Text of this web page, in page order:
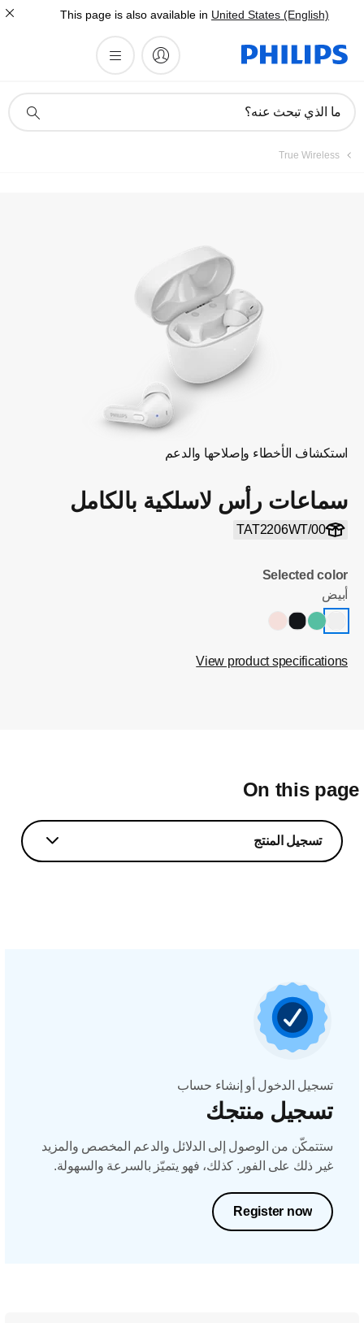
This page is also available in United States (English)
دعم
ما الذي تبحث عنه؟
True Wireless
استكشاف الأخطاء وإصلاحها والدعم
سماعات رأس لاسلكية بالكامل
TAT2206WT/00
Selected color
أبيض
View product specifications
On this
تسجيل المنتج
تسجيل الدخول أو إنشاء حساب
تسجيل منتجك
ستتمكّن من الوصول إلى الدلائل والدعم المخصص والمزيد
غير ذلك على الفور. كذلك، فهو يتميّز بالسرعة والسهولة.
Register now